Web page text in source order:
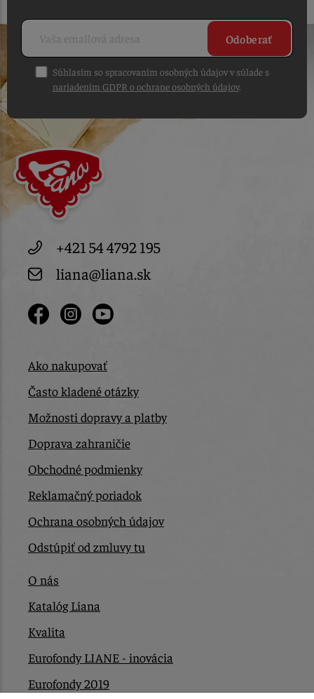
Odoberať
Súhlasím so spracovaním osobných údajov v súlade s
nariadením GDPR o ochrane osobných údajov.
+421 54 4792 195
liana@liana.sk
Ako nakupovať
Často kladené otázky
Možnosti dopravy a platby
Doprava zahraničie
Obchodné podmienky
Reklamačný poriadok
Ochrana osobných údajov
Odstúpiť od zmluvy tu
O nás
Katalóg Liana
Kvalita
Eurofondy LIANE - inovácia
Eurofondy 2019